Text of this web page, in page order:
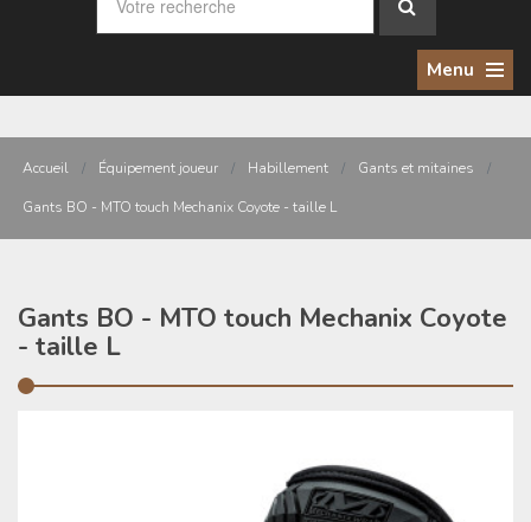
Menu
Accueil / Équipement joueur / Habillement / Gants et mitaines /
Gants BO - MTO touch Mechanix Coyote - taille L
Gants BO - MTO touch Mechanix Coyote
- taille L